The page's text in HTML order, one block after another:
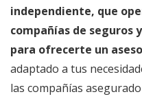
independiente, que
compañías de seguros
para ofrecerte un
adaptado a tus
las compañías